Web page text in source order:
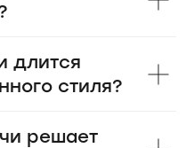
длится
стиля?
решает